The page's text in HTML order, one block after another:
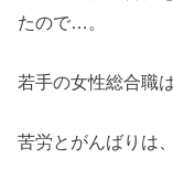
たので…。
若手の女性総合職
苦労とがんばりは